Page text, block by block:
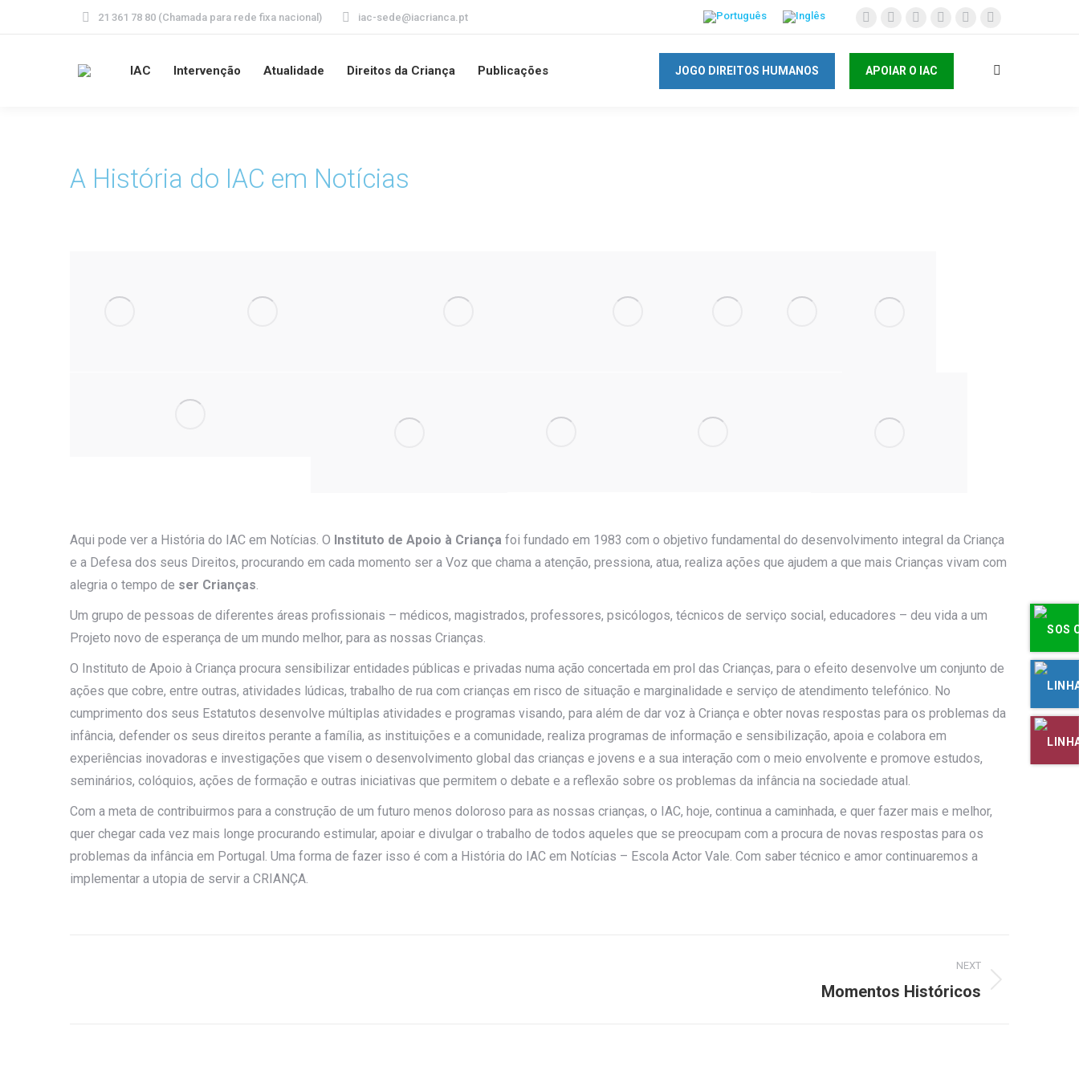
21 361 78 80 (Chamada para rede fixa nacional) iac-sede@iacrianca.pt
IAC Intervenção Atualidade Direitos da Criança Publicações JOGO DIREITOS HUMANOS APOIAR O IAC
A História do IAC em Notícias
Aqui pode ver a História do IAC em Notícias. O Instituto de Apoio à Criança foi fundado em 1983 com o objetivo fundamental do desenvolvimento integral da Criança
e a Defesa dos seus Direitos, procurando em cada momento ser a Voz que chama a atenção, pressiona, atua, realiza ações que ajudem a que mais Crianças vivam com
alegria o tempo de ser Crianças
Um grupo de pessoas de diferentes áreas profissionais – médicos, magistrados, professores, psicólogos, técnicos de serviço social, educadores – deu vida a um
Projeto novo de esperança de um mundo melhor, para as nossas Crianças.
O Instituto de Apoio à Criança procura sensibilizar entidades públicas e privadas numa ação concertada em prol das Crianças, para o efeito desenvolve um conjunto de
ações que cobre, entre outras, atividades lúdicas, trabalho de rua com crianças em risco de situação e marginalidade e serviço de atendimento telefónico. No
cumprimento dos seus Estatutos desenvolve múltiplas atividades e programas visando, para além de dar voz à Criança e obter novas respostas para os problemas da
infância, defender os seus direitos perante a família, as instituições e a comunidade, realiza programas de informação e sensibilização, apoia e colabora em
experiências inovadoras e investigações que visem o desenvolvimento global das crianças e jovens e a sua interação com o meio envolvente e promove estudos,
seminários, colóquios, ações de formação e outras iniciativas que permitem o debate e a reflexão sobre os problemas da infância na sociedade atual.
Com a meta de contribuirmos para a construção de um futuro menos doloroso para as nossas crianças, o IAC, hoje, continua a caminhada, e quer fazer mais e melhor,
quer chegar cada vez mais longe procurando estimular, apoiar e divulgar o trabalho de todos aqueles que se preocupam com a procura de novas respostas para os
problemas da infância em Portugal. Uma forma de fazer isso é com a História do IAC em Notícias – Escola Actor Vale. Com saber técnico e amor continuaremos a
implementar a utopia de servir a CRIANÇA.
NEXT
Momentos Históricos